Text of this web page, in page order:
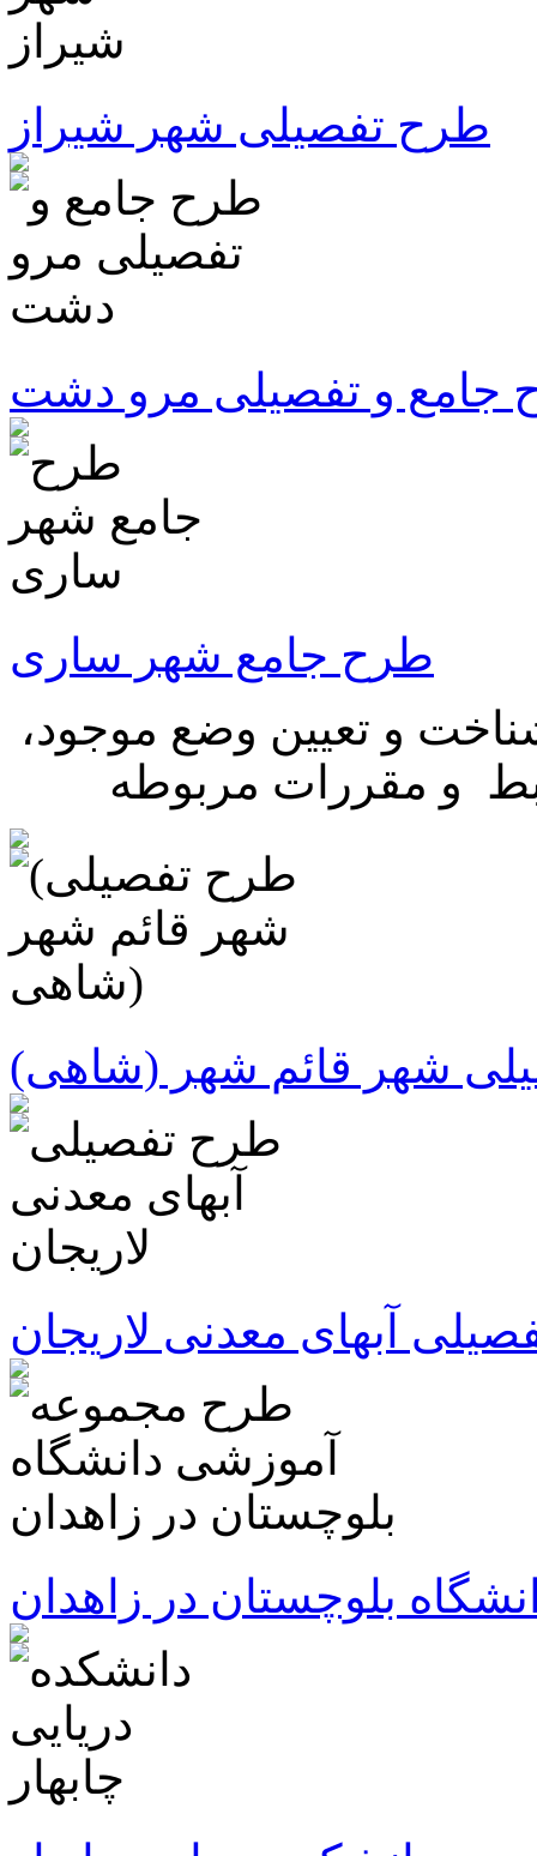
طرح تفصیلی شهر شیراز
جامع و تفصیلی مرو دشت
طرح جامع شهر ساری
و تعیین وضع موجود،
و مقررات مربوطه
شهر قائم شهر (شاهی
آبهای معدنی لاریجان
بلوچستان در زاهدان